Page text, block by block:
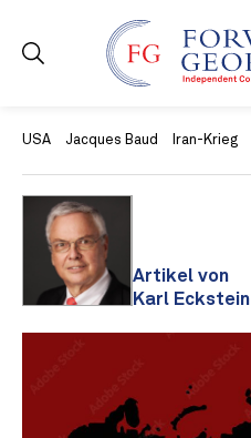
USA Jacques Baud Iran-Krieg
Artikel von
Karl Eckstein